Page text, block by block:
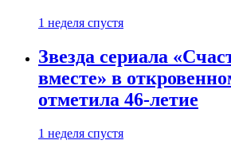
1 неделя спустя
Звезда сериала
вместе» в
отметила 46-летие
1 неделя спустя